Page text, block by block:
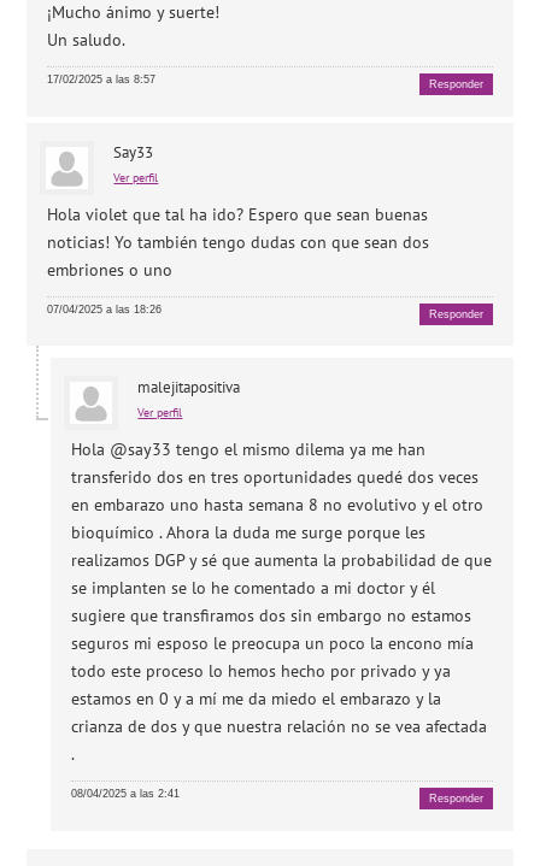
¡Mucho ánimo y suerte!
Un saludo.
17/02/2025 a las 8:57 Responder
Say33
Ver perfil
Hola violet que tal ha ido? Espero que sean buenas
noticias! Yo también tengo dudas con que sean dos
embriones o uno
07/04/2025 a las 18:26 Responder
malejitapositiva
Ver perfil
Hola @say33 tengo el mismo dilema ya me han
transferido dos en tres oportunidades quedé dos veces
en embarazo uno hasta semana 8 no evolutivo y el otro
bioquímico . Ahora la duda me surge porque les
realizamos DGP y sé que aumenta la probabilidad de que
se implanten se lo he comentado a mi doctor y él
sugiere que transfiramos dos sin embargo no estamos
seguros mi esposo le preocupa un poco la encono mía
todo este proceso lo hemos hecho por privado y ya
estamos en 0 y a mí me da miedo el embarazo y la
crianza de dos y que nuestra relación no se vea afectada
.
08/04/2025 a las 2:41 Responder